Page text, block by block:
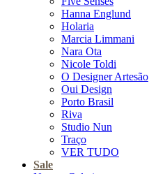
Hanna Englund
Holaria
Marcia Limmani
Nara Ota
Nicole Toldi
O Designer Artesão
Oui Design
Porto Brasil
Riva
Studio Nun
Traço
VER TUDO
Sale